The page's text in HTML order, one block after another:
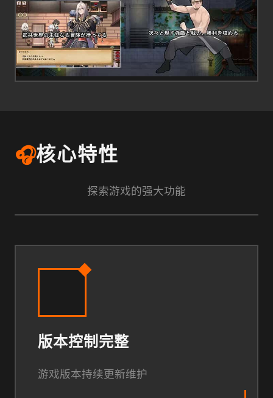
🎧核心特性
探索游戏的强大功能
版本控制完整
游戏版本持续更新维护